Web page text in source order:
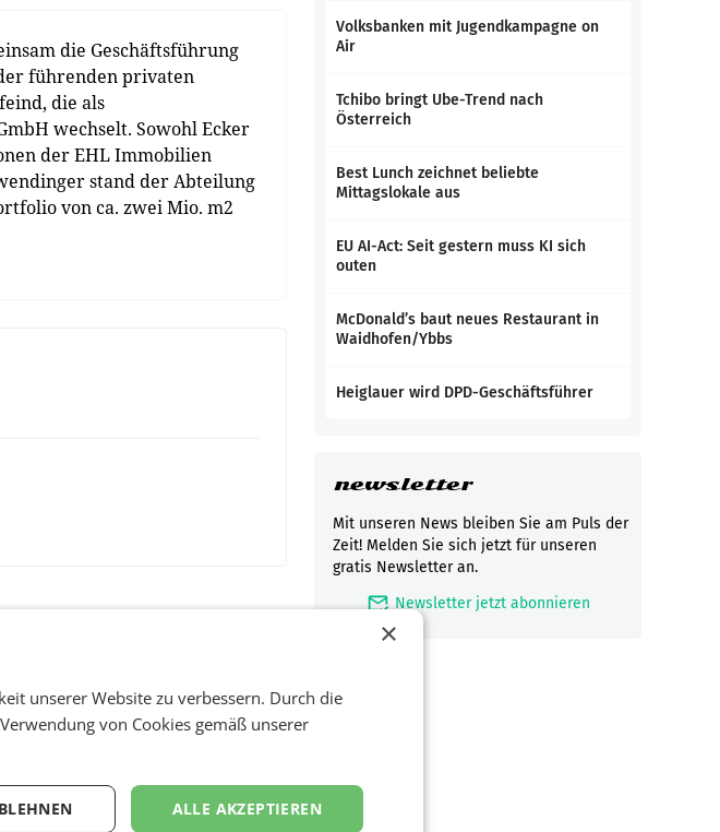
die Geschäftsführung
führenden privaten
die als
wechselt. Sowohl Ecker
der EHL Immobilien
stand der Abteilung
von ca. zwei Mio. m2
Stiftungsrat Lederer
wehrt sich in den SN
gegen Vorwürfe
derzeit den ORF. Am Dienstag
soll im Stiftungsrat über die
Volksbanken mit Jugendkampagne on
Air
Tchibo bringt Ube-Trend nach
Österreich
Best Lunch zeichnet beliebte
Mittagslokale aus
EU AI-Act: Seit gestern muss KI sich
outen
McDonald’s baut neues Restaurant in
Waidhofen/Ybbs
Heiglauer wird DPD-Geschäftsführer
newsletter
Mit unseren News bleiben Sie am Puls der
Zeit! Melden Sie sich jetzt für unseren
gratis Newsletter an.
mark_email_read Newsletter jetzt abonnieren
×
unserer Website zu verbessern. Durch die
von Cookies gemäß unserer
ALLE AKZEPTIEREN